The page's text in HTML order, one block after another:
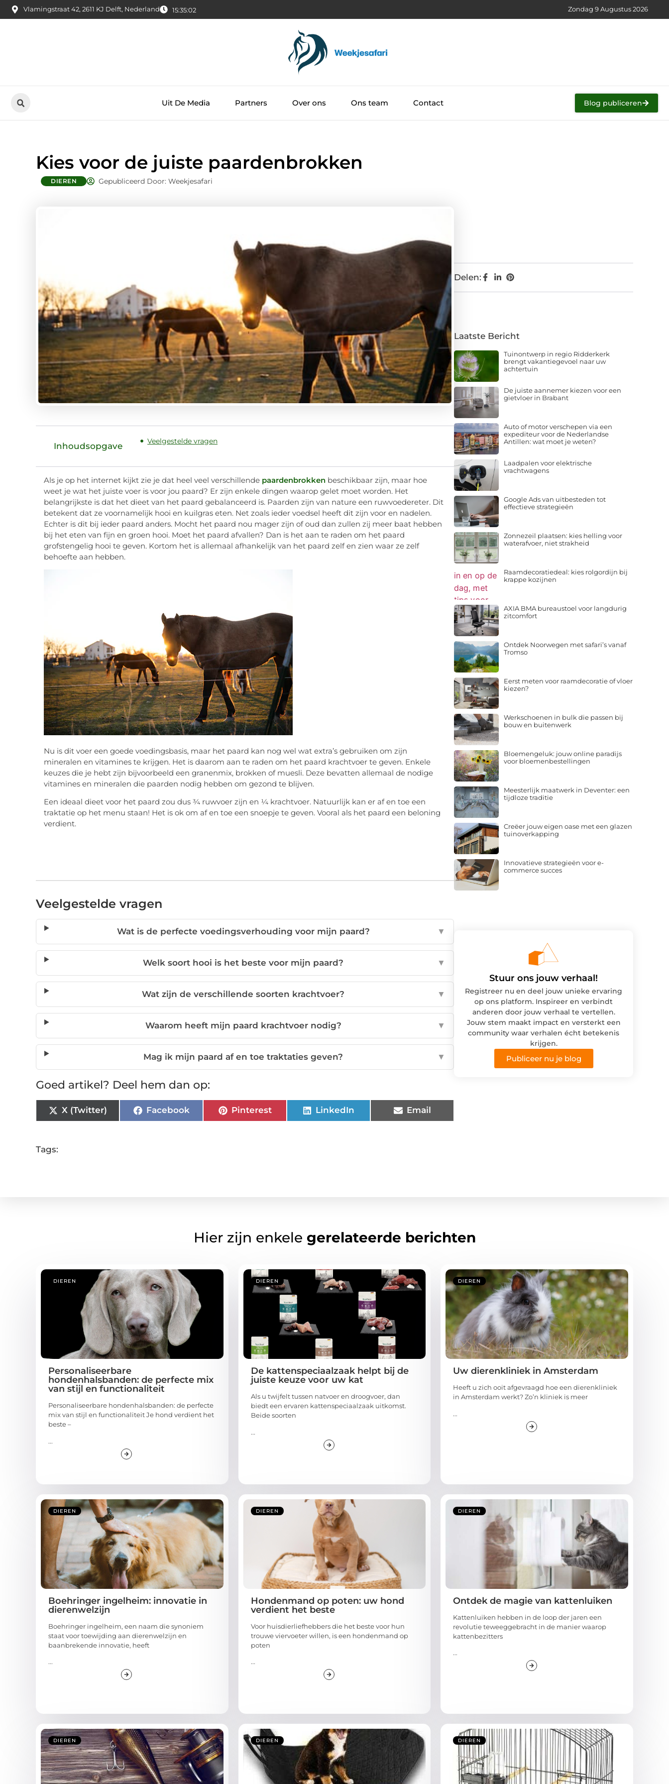
Vlamingstraat 42, 2611 KJ Delft, Nederland 15:35:03 Zondag 9 Augustus 2026
Uit De Media Partners Over ons Ons team Contact Blog publiceren
Kies voor de juiste paardenbrokken
DIEREN Gepubliceerd Door: Weekjesafari
Inhoudsopgave Veelgestelde vragen
Als je op het internet kijkt zie je dat heel veel verschillende paardenbrokken beschikbaar zijn, maar hoe
weet je wat het juiste voer is voor jou paard? Er zijn enkele dingen waarop gelet moet worden. Het
belangrijkste is dat het dieet van het paard gebalanceerd is. Paarden zijn van nature een ruwvoedereter. Dit
betekent dat ze voornamelijk hooi en kuilgras eten. Net zoals ieder voedsel heeft dit zijn voor en nadelen.
Echter is dit bij ieder paard anders. Mocht het paard nou mager zijn of oud dan zullen zij meer baat hebben
bij het eten van fijn en groen hooi. Moet het paard afvallen? Dan is het aan te raden om het paard
grofstengelig hooi te geven. Kortom het is allemaal afhankelijk van het paard zelf en zien waar ze zelf
behoefte aan hebben.
Nu is dit voer een goede voedingsbasis, maar het paard kan nog wel wat extra’s gebruiken om zijn
mineralen en vitamines te krijgen. Het is daarom aan te raden om het paard krachtvoer te geven. Enkele
keuzes die je hebt zijn bijvoorbeeld een granenmix, brokken of muesli. Deze bevatten allemaal de nodige
vitamines en mineralen die paarden nodig hebben om gezond te blijven.
Een ideaal dieet voor het paard zou dus ¾ ruwvoer zijn en ¼ krachtvoer. Natuurlijk kan er af en toe een
traktatie op het menu staan! Het is ok om af en toe een snoepje te geven. Vooral als het paard een beloning
verdient.
Veelgestelde vragen
Wat is de perfecte voedingsverhouding voor mijn paard? ▼
Welk soort hooi is het beste voor mijn paard? ▼
Wat zijn de verschillende soorten krachtvoer? ▼
Waarom heeft mijn paard krachtvoer nodig? ▼
Mag ik mijn paard af en toe traktaties geven? ▼
Goed artikel? Deel hem dan op:
X (Twitter) Facebook Pinterest LinkedIn Email
Tags:
Delen:
Laatste Bericht
Tuinontwerp in regio Ridderkerk
brengt vakantiegevoel naar uw
achtertuin
De juiste aannemer kiezen voor een
gietvloer in Brabant
Auto of motor verschepen via een
expediteur voor de Nederlandse
Antillen: wat moet je weten?
Laadpalen voor elektrische
vrachtwagens
Google Ads van uitbesteden tot
effectieve strategieën
Zonnezeil plaatsen: kies helling voor
waterafvoer, niet strakheid
Raamdecoratiedeal: kies rolgordijn bij
krappe kozijnen
AXIA BMA bureaustoel voor langdurig
zitcomfort
Ontdek Noorwegen met safari’s vanaf
Tromso
Eerst meten voor raamdecoratie of vloer
kiezen?
Werkschoenen in bulk die passen bij
bouw en buitenwerk
Bloemengeluk: jouw online paradijs
voor bloemenbestellingen
Meesterlijk maatwerk in Deventer: een
tijdloze traditie
Creëer jouw eigen oase met een glazen
tuinoverkapping
Innovatieve strategieën voor e-
commerce succes
Stuur ons jouw verhaal!
Registreer nu en deel jouw unieke ervaring
op ons platform. Inspireer en verbindt
anderen door jouw verhaal te vertellen.
Jouw stem maakt impact en versterkt een
community waar verhalen écht betekenis
krijgen.
Publiceer nu je blog
Hier zijn enkele gerelateerde berichten
DIEREN
Personaliseerbare
hondenhalsbanden: de perfecte mix
van stijl en functionaliteit
Personaliseerbare hondenhalsbanden: de perfecte
mix van stijl en functionaliteit Je hond verdient het
beste –
...
DIEREN
De kattenspeciaalzaak helpt bij de
juiste keuze voor uw kat
Als u twijfelt tussen natvoer en droogvoer, dan
biedt een ervaren kattenspeciaalzaak uitkomst.
Beide soorten
...
DIEREN
Uw dierenkliniek in Amsterdam
Heeft u zich ooit afgevraagd hoe een dierenkliniek
in Amsterdam werkt? Zo’n kliniek is meer
...
DIEREN
Boehringer ingelheim: innovatie in
dierenwelzijn
Boehringer ingelheim, een naam die synoniem
staat voor toewijding aan dierenwelzijn en
baanbrekende innovatie, heeft
...
DIEREN
Hondenmand op poten: uw hond
verdient het beste
Voor huisdierliefhebbers die het beste voor hun
trouwe viervoeter willen, is een hondenmand op
poten
...
DIEREN
Ontdek de magie van kattenluiken
Kattenluiken hebben in de loop der jaren een
revolutie teweeggebracht in de manier waarop
kattenbezitters
...
DIEREN DIEREN DIEREN